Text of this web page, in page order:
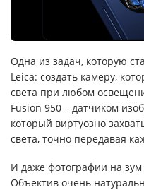
Одна из задач, которую
Leica: создать камеру,
света при любом
Fusion 950 – датчиком
который виртуозно
света, точно передавая
И даже фотографии на
Объектив очень